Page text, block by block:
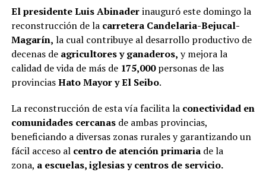
El presidente Luis Abinaderinauguró este domingo la
reconstrucción de la carretera Candelaria-Bejucal-
Magarín, la cual contribuye al desarrollo productivo de
decenas de agricultores y ganaderos, y mejora la
calidad de vida de más de 175,000personas de las
provinciasHato Mayor y El Seibo.
La reconstrucción de esta vía facilita la conectividad en
comunidades cercanasde ambas provincias,
beneficiando a diversas zonas rurales y garantizando un
fácil acceso al centro de atención primariade la
zona, a escuelas, iglesias y centros de servicio.